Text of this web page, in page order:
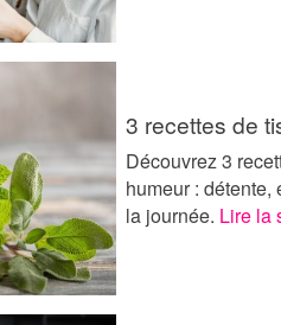
3 recettes de
Découvrez 3
humeur :
la journée. Lire la